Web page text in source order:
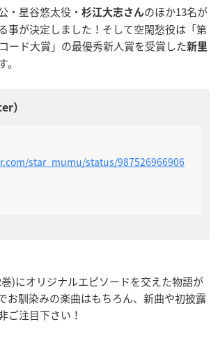
・星谷悠太役・ 杉江大志さんのほか13名が
事が決定しました！そして空閑愁役は「第
ード大賞」の最優秀新人賞を受賞した新里
。
star_mumu/status/987526966906
)にオリジナルエピソードを交えた物語が
お馴染みの楽曲はもちろん、新曲や初披露
ご注目下さい！